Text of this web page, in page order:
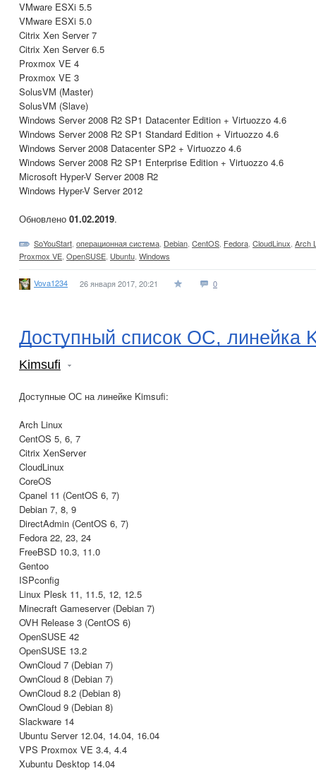
VMware ESXi 5.5
VMware ESXi 5.0
Citrix Xen Server 7
Citrix Xen Server 6.5
Proxmox VE 4
Proxmox VE 3
SolusVM (Master)
SolusVM (Slave)
Windows Server 2008 R2 SP1 Datacenter Edition + Virtuozzo 4.6
Windows Server 2008 R2 SP1 Standard Edition + Virtuozzo 4.6
Windows Server 2008 Datacenter SP2 + Virtuozzo 4.6
Windows Server 2008 R2 SP1 Enterprise Edition + Virtuozzo 4.6
Microsoft Hyper-V Server 2008 R2
Windows Hyper-V Server 2012
Обновлено 01.02.2019.
SoYouStart операционная система Debian CentOS Fedora CloudLinux Arch
Proxmox VE OpenSUSE Ubuntu Windows
Vova1234 26 января 2017, 20:21 0
Доступный список ОС, линейка
Kimsufi
Доступные ОС на линейке Kimsufi:
Arch Linux
CentOS 5, 6, 7
Citrix XenServer
CloudLinux
CoreOS
Cpanel 11 (CentOS 6, 7)
Debian 7, 8, 9
DirectAdmin (CentOS 6, 7)
Fedora 22, 23, 24
FreeBSD 10.3, 11.0
Gentoo
ISPconfig
Linux Plesk 11, 11.5, 12, 12.5
Minecraft Gameserver (Debian 7)
OVH Release 3 (CentOS 6)
OpenSUSE 42
OpenSUSE 13.2
OwnCloud 7 (Debian 7)
OwnCloud 8 (Debian 7)
OwnCloud 8.2 (Debian 8)
OwnCloud 9 (Debian 8)
Slackware 14
Ubuntu Server 12.04, 14.04, 16.04
VPS Proxmox VE 3.4, 4.4
Xubuntu Desktop 14.04